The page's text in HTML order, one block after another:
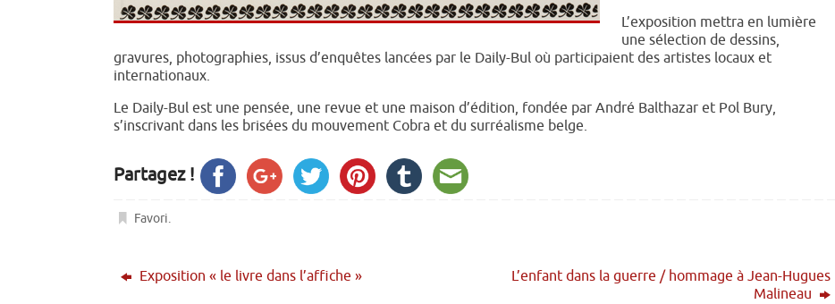
L’exposition mettra en lumière
une sélection de dessins,
gravures, photographies, issus d’enquêtes lancées par le Daily-Bul où participaient des artistes locaux et
internationaux.
Le Daily-Bul est une pensée, une revue et une maison d’édition, fondée par André Balthazar et Pol Bury,
s’inscrivant dans les brisées du mouvement Cobra et du surréalisme belge.
Partagez !
Favori.
Exposition « le livre dans l’affiche »
L’enfant dans la guerre / hommage à Jean-Hugues
Malineau